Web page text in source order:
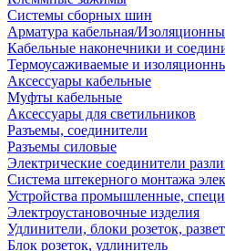
Системы сборных шин
Арматура кабельная/
Кабельные наконечники и
Термоусаживаемые и
Аксессуары кабельные
Муфты кабельные
Аксессуары для светильников
Разъемы, соединители
Разъемы силовые
Электрические соединители
Система штекерного монтажа
Устройства промышленные,
Электроустановочные изделия
Удлинители, блоки розеток,
Блок розеток, удлинитель